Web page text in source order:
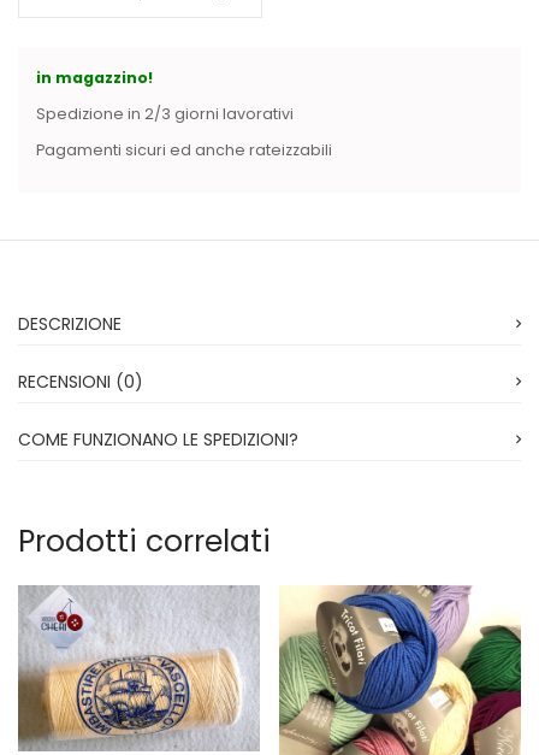
in magazzino!
Spedizione in 2/3 giorni lavorativi
Pagamenti sicuri ed anche rateizzabili
DESCRIZIONE
RECENSIONI (0)
COME FUNZIONANO LE SPEDIZIONI?
Prodotti correlati